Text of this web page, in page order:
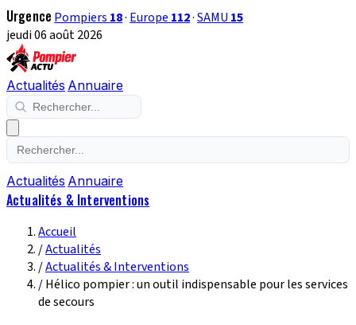
Urgence Pompiers 18· Europe 112·SAMU 15
jeudi 06 août 2026
Actualités Annuaire
Actualités Annuaire
Actualités & Interventions
Accueil
/Actualités
/Actualités & Interventions
/Hélico pompier : un outil indispensable pour les services
de secours